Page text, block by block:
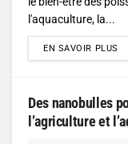
l'aquaculture, la...
EN SAVOIR PLUS
Des nanobulles
l’agriculture et